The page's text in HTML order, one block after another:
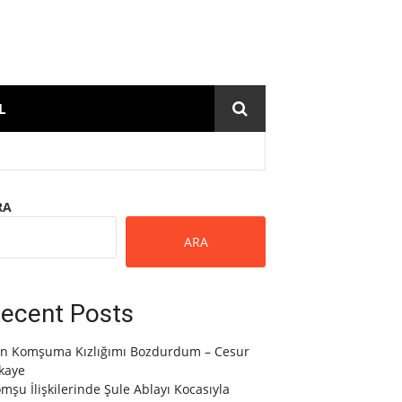
ARA
Posts
Komşuma Kızlığımı Bozdurdum – Cesur
İlişkilerinde Şule Ablayı Kocasıyla